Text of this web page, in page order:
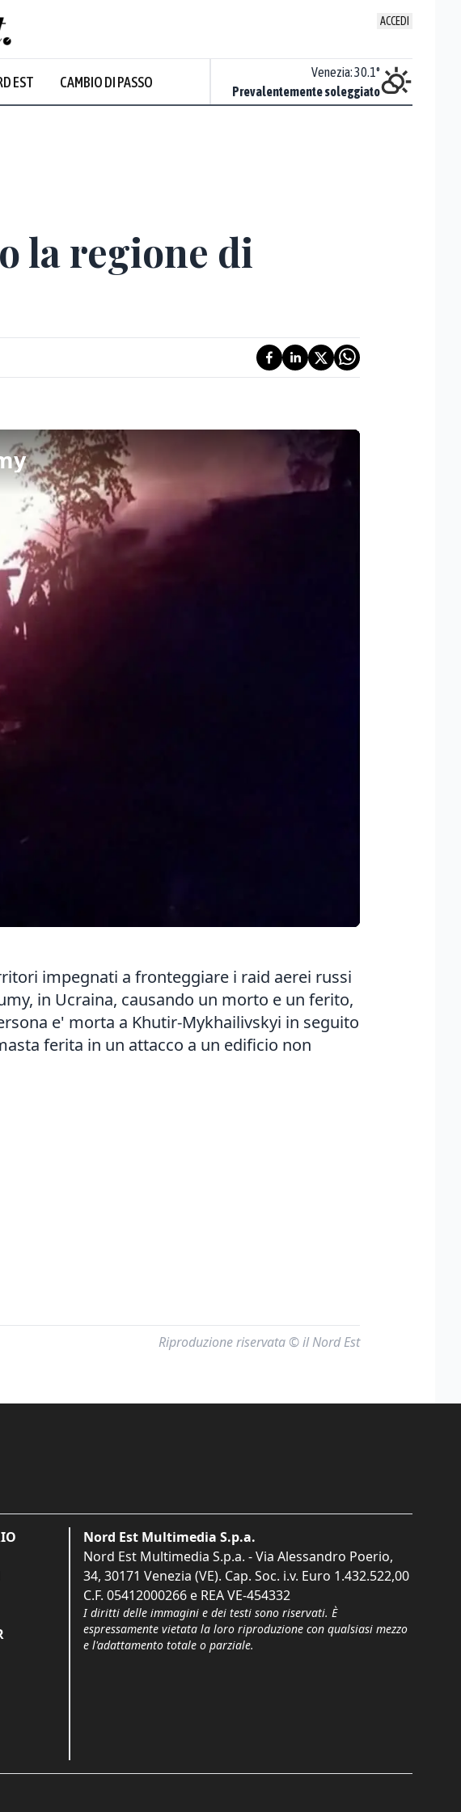
ACCEDI
EST CAMBIO DI PASSO
Sereno
Venezia:30.1°
Prevalentemente soleggiato
la regione di
impegnati a fronteggiare i raid aerei russi
in Ucraina, causando un morto e un ferito,
e' morta a Khutir-Mykhailivskyi in seguito
ferita in un attacco a un edificio non
Riproduzione riservata © il Nord Est
Nord Est Multimedia S.p.a.
Nord Est Multimedia S.p.a. - Via Alessandro Poerio,
34, 30171 Venezia (VE). Cap. Soc. i.v. Euro 1.432.522,00
C.F. 05412000266 e REA VE-454332
I diritti delle immagini e dei testi sono riservati. È
espressamente vietata la loro riproduzione con qualsiasi mezzo
e l'adattamento totale o parziale.